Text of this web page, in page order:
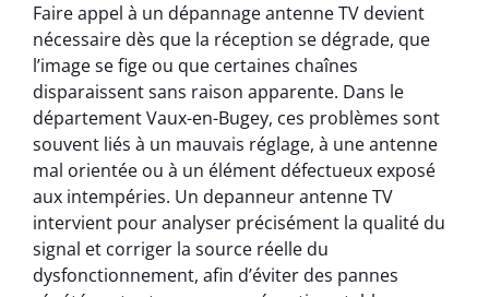
Faire appel à un dépannage antenne TV devient
nécessaire dès que la réception se dégrade, que
l’image se fige ou que certaines chaînes
disparaissent sans raison apparente. Dans le
département Vaux-en-Bugey, ces problèmes sont
souvent liés à un mauvais réglage, à une antenne
mal orientée ou à un élément défectueux exposé
aux intempéries. Un depanneur antenne TV
intervient pour analyser précisément la qualité du
signal et corriger la source réelle du
dysfonctionnement, afin d’éviter des pannes